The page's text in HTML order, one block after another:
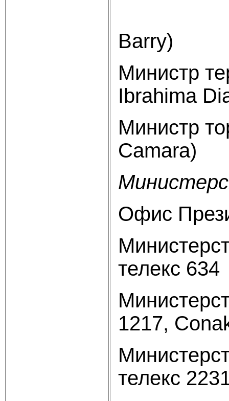
Barry)
Министр
Ibrahima
Министр
Camara)
Офис
телекс 634
1217,
телекс